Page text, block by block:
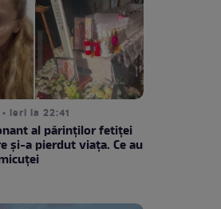
• ieri la 22:41
al părinților fetiței
și-a pierdut viața. Ce au